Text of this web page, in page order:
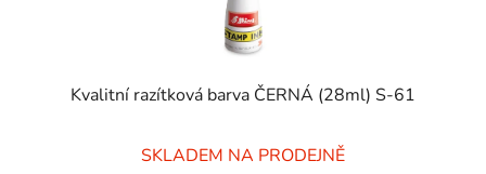
Kvalitní razítková barva ČERNÁ (28ml) S-61
hodnocení
SKLADEM NA PRODEJNĚ